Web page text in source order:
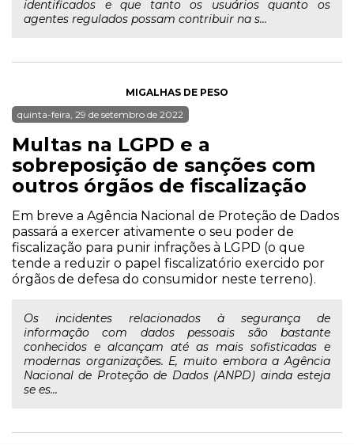
identificados e que tanto os usuários quanto os
agentes regulados possam contribuir na s...
MIGALHAS DE PESO
quinta-feira, 29 de setembro de 2022
Multas na LGPD e a
sobreposição de sanções com
outros órgãos de fiscalização
Em breve a Agência Nacional de Proteção de Dados
passará a exercer ativamente o seu poder de
fiscalização para punir infrações à LGPD (o que
tende a reduzir o papel fiscalizatório exercido por
órgãos de defesa do consumidor neste terreno).
Os incidentes relacionados à segurança de
informação com dados pessoais são bastante
conhecidos e alcançam até as mais sofisticadas e
modernas organizações. E, muito embora a Agência
Nacional de Proteção de Dados (ANPD) ainda esteja
se es...